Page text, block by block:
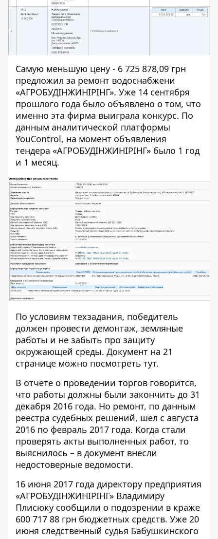
Самую меньшую цену - 6 725 878,09 грн
предложил за ремонт водоснабжени
«АГРОБУДІНЖИНІРІНГ». Уже 14 сентября
прошлого года было объявлено о том, что
именно эта фирма выиграла конкурс. По
данным аналитической платформы
YouControl, на момент объявления
тендера «АГРОБУДІНЖИНІРІНГ» было 1 год
и 1 месяц.
По условиям техзадания, победитель
должен провести демонтаж, земляные
работы и не забыть про защиту
окружающей среды. Документ на 21
странице можно посмотреть тут.
В отчете о проведении торгов говорится,
что работы должны были закончить до 31
декабря 2016 года. Но ремонт, по данным
реестра судебных решений, шел с августа
2016 по февраль 2017 года. Когда стали
проверять акты выполненных работ, то
выяснилось – в документ внесли
недостоверные ведомости.
16 июня 2017 года директору предприятия
«АГРОБУДІНЖИНІРІНГ» Владимиру
Плисюку сообщили о подозрении в краже
600 717 88 грн бюджетных средств. Уже 20
июня следственный судья Бабушкинского